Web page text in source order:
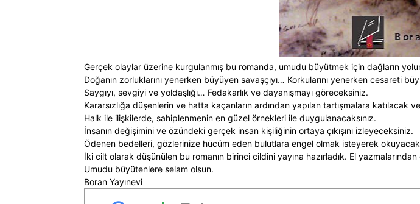
Gerçek olaylar üzerine kurgulanmış bu romanda, umudu büyütmek için dağların
Doğanın zorluklarını yenerken büyüyen savaşçıyı… Korkularını yenerken cesareti
Saygıyı, sevgiyi ve yoldaşlığı… Fedakarlık ve dayanışmayı göreceksiniz.
Kararsızlığa düşenlerin ve hatta kaçanların ardından yapılan tartışmalara katılacak
Halk ile ilişkilerde, sahiplenmenin en güzel örnekleri ile duygulanacaksınız.
İnsanın değişimini ve özündeki gerçek insan kişiliğinin ortaya çıkışını izleyeceksiniz.
Ödenen bedelleri, gözlerinize hücüm eden bulutlara engel olmak isteyerek
İki cilt olarak düşünülen bu romanın birinci cildini yayına hazırladık. El
Umudu büyütenlere selam olsun.
Boran Yayınevi